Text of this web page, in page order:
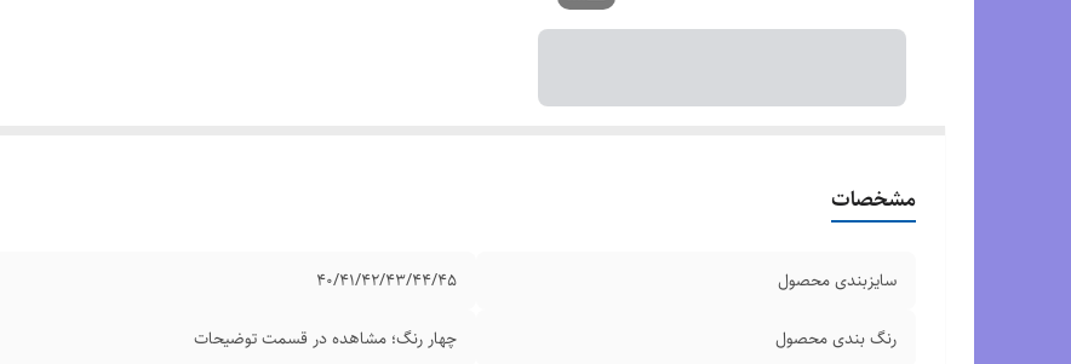
مشخصات
سایزبندی محصول ۴۰/۴۱/۴۲/۴۳/۴۴/۴۵
رنگ بندی محصول چهار رنگ؛ مشاهده در قسمت توضیحات